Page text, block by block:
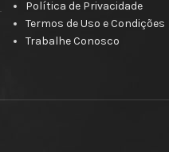
Política de Privacidade
Termos de Uso e Condições
Trabalhe Conosco